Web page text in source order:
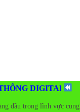
DIGITAl
đầu trong lĩnh vực cung